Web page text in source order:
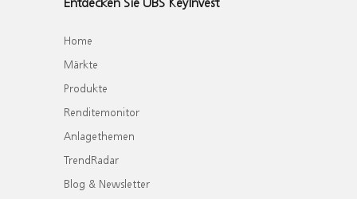
Home
Märkte
Produkte
Renditemonitor
Anlagethemen
TrendRadar
Blog & Newsletter